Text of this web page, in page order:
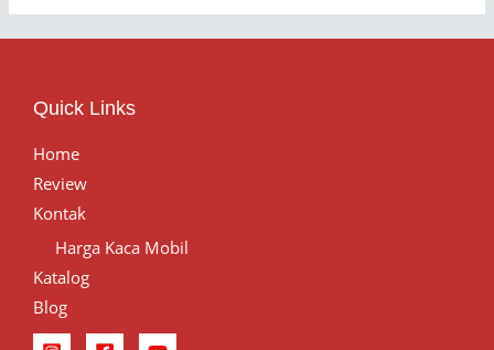
Quick Links
Home
Review
Kontak
Harga Kaca Mobil
Katalog
Blog